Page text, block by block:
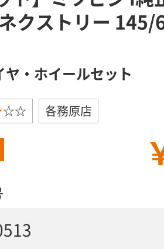
ネクストリー
ヤ・ホイールセット
☆☆ 各務原店